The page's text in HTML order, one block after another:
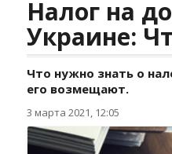
Налог на
Украине:
Что нужно знать о
его возмещают.
3 марта 2021, 12:05